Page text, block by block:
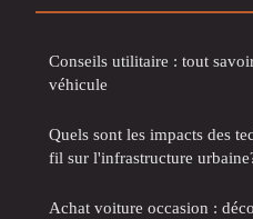
Conseils utilitaire : tout
véhicule
Quels sont les impacts des
fil sur l'infrastructure
Achat voiture occasion :